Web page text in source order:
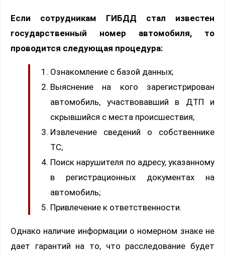
Если сотрудникам ГИБДД стал известен
государственный номер автомобиля, то
проводится следующая процедура:
Ознакомление с базой данных;
Выяснение на кого зарегистрирован
автомобиль, участвовавший в ДТП и
скрывшийся с места происшествия;
Извлечение сведений о собственнике
ТС;
Поиск нарушителя по адресу, указанному
в регистрационных документах на
автомобиль;
Привлечение к ответственности.
Однако наличие информации о номерном знаке не
дает гарантий на то, что расследование будет